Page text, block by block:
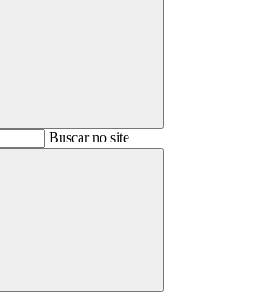
BuscarBuscar no site
Buscar